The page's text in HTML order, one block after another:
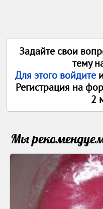
Задайте свои
тему
Для этого войдите
Регистрация на
2
Мы